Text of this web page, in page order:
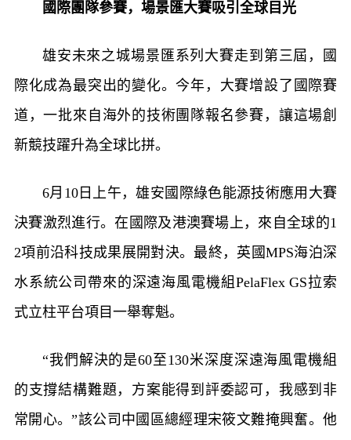
國際團隊參賽，場景匯大賽吸引全球目光
雄安未來之城場景匯系列大賽走到第三屆，國
際化成為最突出的變化。今年，大賽增設了國際賽
道，一批來自海外的技術團隊報名參賽，讓這場創
新競技躍升為全球比拼。
6月10日上午，雄安國際綠色能源技術應用大賽
決賽激烈進行。在國際及港澳賽場上，來自全球的1
2項前沿科技成果展開對決。最終，英國MPS海泊深
水系統公司帶來的深遠海風電機組PelaFlex GS拉索
式立柱平台項目一舉奪魁。
“我們解決的是60至130米深度深遠海風電機組
的支撐結構難題，方案能得到評委認可，我感到非
常開心。”該公司中國區總經理宋筱文難掩興奮。他